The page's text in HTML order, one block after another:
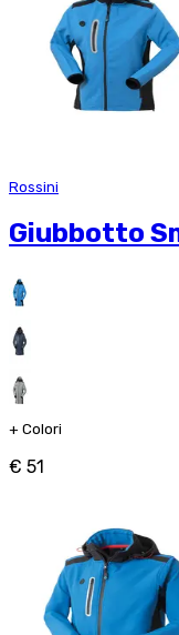
Rossini
Giubbotto
+ Colori
€ 51